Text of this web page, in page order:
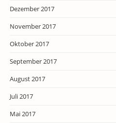
Dezember 2017
November 2017
Oktober 2017
September 2017
August 2017
Juli 2017
Mai 2017